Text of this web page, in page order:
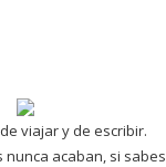
viajar y de escribir.
nunca acaban, si sabes